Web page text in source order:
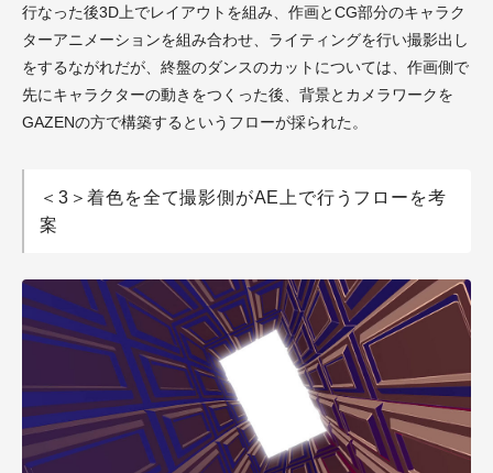
行なった後3D上でレイアウトを組み、作画とCG部分のキャラク
ターアニメーションを組み合わせ、ライティングを行い撮影出し
をするながれだが、終盤のダンスのカットについては、作画側で
先にキャラクターの動きをつくった後、背景とカメラワークを
GAZENの方で構築するというフローが採られた。
＜3＞着色を全て撮影側がAE上で行うフローを考
案